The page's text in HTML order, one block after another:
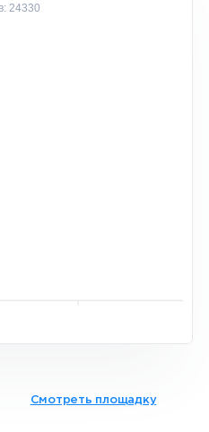
24330
Смотреть площадку